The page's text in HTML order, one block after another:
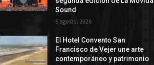
Sound
5 agosto, 2026
El Hotel Convento San
Francisco de Vejer une arte
contemporáneo y patrimonio